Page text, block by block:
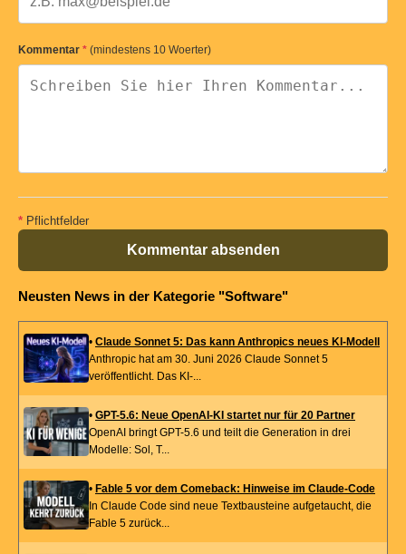
Kommentar * (mindestens 10 Woerter)
* Pflichtfelder
Kommentar absenden
Neusten News in der Kategorie "Software"
• Claude Sonnet 5: Das kann Anthropics neues KI-Modell
Anthropic hat am 30. Juni 2026 Claude Sonnet 5
veröffentlicht. Das KI-...
• GPT-5.6: Neue OpenAI-KI startet nur für 20 Partner
OpenAI bringt GPT-5.6 und teilt die Generation in drei
Modelle: Sol, T...
• Fable 5 vor dem Comeback: Hinweise im Claude-Code
In Claude Code sind neue Textbausteine aufgetaucht, die
Fable 5 zurück...